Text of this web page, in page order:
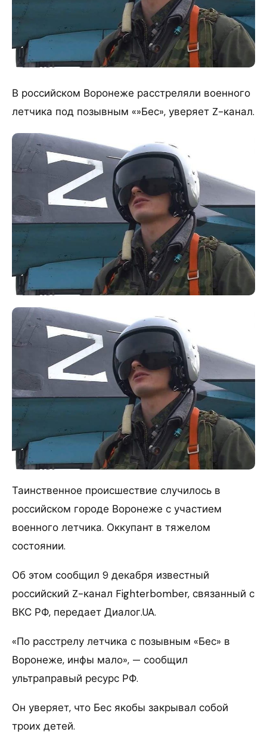
В российском Воронеже расстреляли военного
летчика под позывным «»Бес», уверяет Z-канал.
Таинственное происшествие случилось в
российском городе Воронеже с участием
военного летчика. Оккупант в тяжелом
состоянии.
Об этом сообщил 9 декабря известный
российский Z-канал Fighterbomber, связанный с
ВКС РФ, передает Диалог.UA.
«По расстрелу летчика с позывным «Бес» в
Воронеже, инфы мало», — сообщил
ультраправый ресурс РФ.
Он уверяет, что Бес якобы закрывал собой
троих детей.